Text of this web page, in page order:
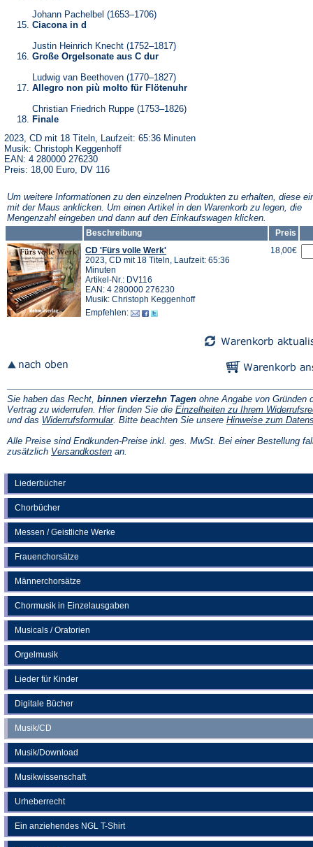
Liederbücher
Chorbücher
Messen / Geistliche Werke
Frauenchorsätze
Männerchorsätze
Chormusik in Einzelausgaben
Musicals / Oratorien
Orgelmusik
Lieder für Kinder
Digitale Bücher
Musik/CD
Musik/Download
Musikwissenschaft
Urheberrecht
Ein anziehendes NGL T-Shirt
Johann Pachelbel (1653–1706)
Ciacona in d
Justin Heinrich Knecht (1752–1817)
Große Orgelsonate aus C dur
Ludwig van Beethoven (1770–1827)
Allegro non più molto für Flötenuhr
Christian Friedrich Ruppe (1753–1826)
Finale
2023, CD mit 18 Titeln, Laufzeit: 65:36 Minuten
Musik: Christoph Keggenhoff
EAN: 4 280000 276230
Preis: 18,00 Euro, DV 116
Um weitere Informationen zu den einzelnen Produkten zu erhalten, diese
mit der Maus anklicken. Um einen Artikel in den Warenkorb zu legen, die
Mengenzahl eingeben und dann auf den Einkaufswagen klicken.
Beschreibung
Preis
CD 'Fürs volle Werk'
2023, CD mit 18 Titeln, Laufzeit: 65:36
Minuten
Artikel-Nr.: DV116
EAN: 4 280000 276230
Musik: Christoph Keggenhoff
Empfehlen:
18,00€
Sie haben das Recht, binnen vierzehn Tagen ohne Angabe von Gründen
Vertrag zu widerrufen. Hier finden Sie die Einzelheiten zu Ihrem
und das Widerrufsformular(Öffnet
einem
neuen
. Bitte beachten Sie unsere Hinweise zum
Alle Preise sind Endkunden-Preise inkl. ges. MwSt. Bei einer Bestellung
zusätzlich Versandkosten(Öffnet
an.